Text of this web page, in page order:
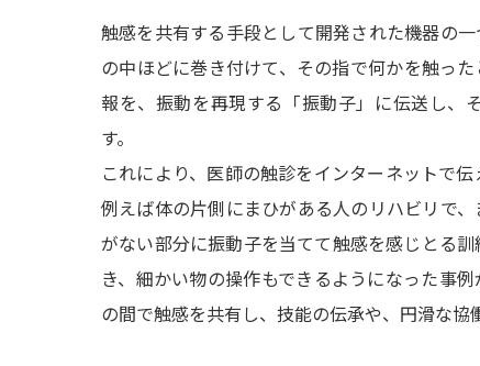
触感を共有する手段として開発された機器の
の中ほどに巻き付けて、その指で何かを触っ
報を、振動を再現する「振動子」に伝送し、
す。
これにより、医師の触診をインターネットで
例えば体の片側にまひがある人のリハビリで
がない部分に振動子を当てて触感を感じとる
き、細かい物の操作もできるようになった事
の間で触感を共有し、技能の伝承や、円滑な協